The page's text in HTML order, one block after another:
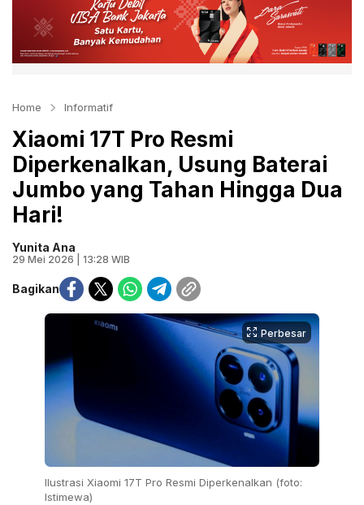
Home Informatif
Xiaomi 17T Pro Resmi
Diperkenalkan, Usung Baterai
Jumbo yang Tahan Hingga Dua
Hari!
Yunita Ana
29 Mei 2026 | 13:28 WIB
Bagikan
Perbesar
Ilustrasi Xiaomi 17T Pro Resmi Diperkenalkan (foto:
Istimewa)